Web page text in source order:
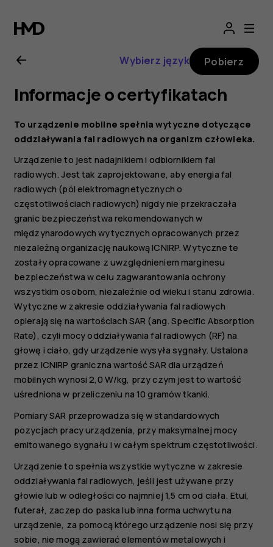
Nokia
110
(2019)
—
instrukcja
obsługi
Wybierz język Pobierz
Informacje o certyfikatach
To urządzenie mobilne spełnia wytyczne dotyczące
oddziaływania fal radiowych na organizm człowieka.
Urządzenie to jest nadajnikiem i odbiornikiem fal
radiowych. Jest tak zaprojektowane, aby energia fal
radiowych (pól elektromagnetycznych o
częstotliwościach radiowych) nigdy nie przekraczała
granic bezpieczeństwa rekomendowanych w
międzynarodowych wytycznych opracowanych przez
niezależną organizację naukową ICNIRP. Wytyczne te
zostały opracowane z uwzględnieniem marginesu
bezpieczeństwa w celu zagwarantowania ochrony
wszystkim osobom, niezależnie od wieku i stanu zdrowia.
Wytyczne w zakresie oddziaływania fal radiowych
opierają się na wartościach SAR (ang. Specific Absorption
Rate), czyli mocy oddziaływania fal radiowych (RF) na
głowę i ciało, gdy urządzenie wysyła sygnały. Ustalona
przez ICNIRP graniczna wartość SAR dla urządzeń
mobilnych wynosi 2,0 W/kg, przy czym jest to wartość
uśredniona w przeliczeniu na 10 gramów tkanki.
Pomiary SAR przeprowadza się w standardowych
pozycjach pracy urządzenia, przy maksymalnej mocy
emitowanego sygnału i w całym spektrum częstotliwości.
Urządzenie to spełnia wszystkie wytyczne w zakresie
oddziaływania fal radiowych, jeśli jest używane przy
głowie lub w odległości co najmniej 1,5 cm od ciała. Etui,
futerał, zaczep do paska lub inna forma uchwytu na
urządzenie, za pomocą którego urządzenie nosi się przy
sobie, nie mogą zawierać elementów metalowych i